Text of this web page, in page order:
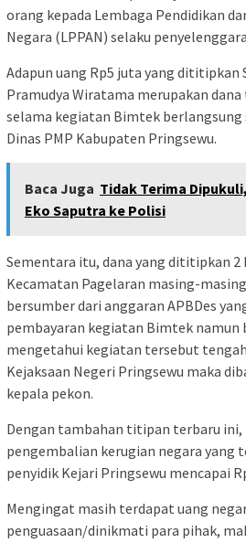
orang kepada Lembaga Pendidikan
Negara (LPPAN) selaku
Adapun uang Rp5 juta yang dititipkan
Pramudya Wiratama merupakan
selama kegiatan Bimtek berlangsung
Dinas PMP Kabupaten Pringsewu.
Baca Juga Tidak Terima
Eko Saputra ke Polisi
Sementara itu, dana yang dititipkan 2
Kecamatan Pagelaran masing-
bersumber dari anggaran APBDes
pembayaran kegiatan Bimtek namun
mengetahui kegiatan tersebut
Kejaksaan Negeri Pringsewu maka
kepala pekon.
Dengan tambahan titipan terbaru
pengembalian kerugian negara yang
penyidik Kejari Pringsewu mencapai
Mengingat masih terdapat uang
penguasaan/dinikmati para pihak,